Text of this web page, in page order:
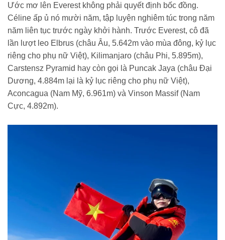
Ước mơ lên Everest không phải quyết định bốc đồng.
Céline ấp ủ nó mười năm, tập luyện nghiêm túc trong năm
năm liên tục trước ngày khởi hành. Trước Everest, cô đã
lần lượt leo Elbrus (châu Âu, 5.642m vào mùa đông, kỷ lục
riêng cho phụ nữ Việt), Kilimanjaro (châu Phi, 5.895m),
Carstensz Pyramid hay còn gọi là Puncak Jaya (châu Đại
Dương, 4.884m lại là kỷ lục riêng cho phụ nữ Việt),
Aconcagua (Nam Mỹ, 6.961m) và Vinson Massif (Nam
Cực, 4.892m).